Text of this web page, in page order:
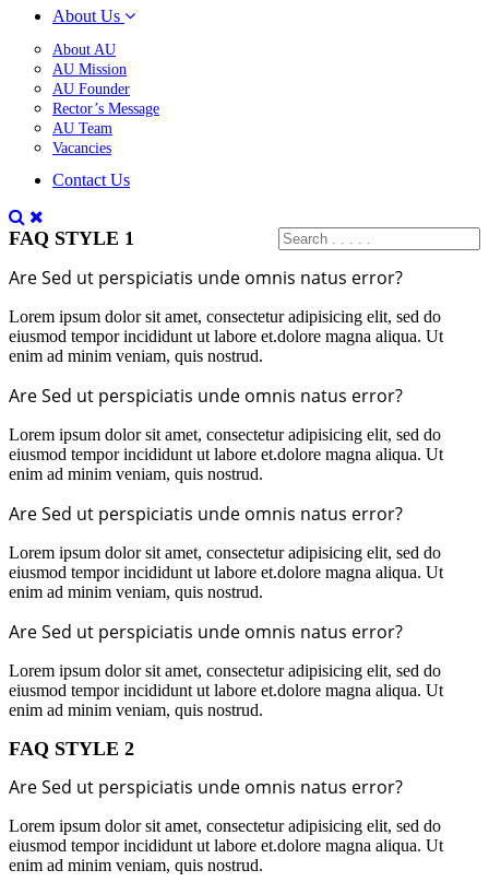
About Us
About AU
AU Mission
AU Founder
Rector’s Message
AU Team
Vacancies
Contact Us
FAQ STYLE 1
Are Sed ut perspiciatis unde omnis natus error?
Lorem ipsum dolor sit amet, consectetur adipisicing elit, sed do
eiusmod tempor incididunt ut labore et.dolore magna aliqua. Ut
enim ad minim veniam, quis nostrud.
Are Sed ut perspiciatis unde omnis natus error?
Lorem ipsum dolor sit amet, consectetur adipisicing elit, sed do
eiusmod tempor incididunt ut labore et.dolore magna aliqua. Ut
enim ad minim veniam, quis nostrud.
Are Sed ut perspiciatis unde omnis natus error?
Lorem ipsum dolor sit amet, consectetur adipisicing elit, sed do
eiusmod tempor incididunt ut labore et.dolore magna aliqua. Ut
enim ad minim veniam, quis nostrud.
Are Sed ut perspiciatis unde omnis natus error?
Lorem ipsum dolor sit amet, consectetur adipisicing elit, sed do
eiusmod tempor incididunt ut labore et.dolore magna aliqua. Ut
enim ad minim veniam, quis nostrud.
FAQ STYLE 2
Are Sed ut perspiciatis unde omnis natus error?
Lorem ipsum dolor sit amet, consectetur adipisicing elit, sed do
eiusmod tempor incididunt ut labore et.dolore magna aliqua. Ut
enim ad minim veniam, quis nostrud.